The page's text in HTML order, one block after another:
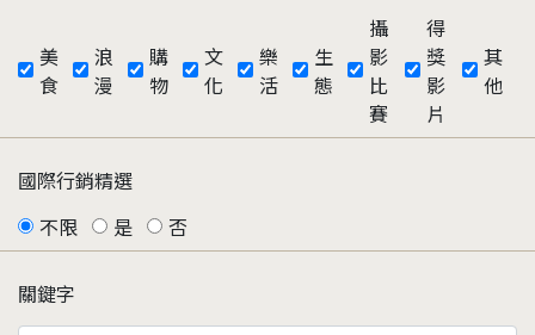
美
食
浪
漫
購
物
文
化
樂
活
生
態
攝
影
比
賽
得
獎
影
片
其
他
國際行銷精選
不限
是 否
關鍵字